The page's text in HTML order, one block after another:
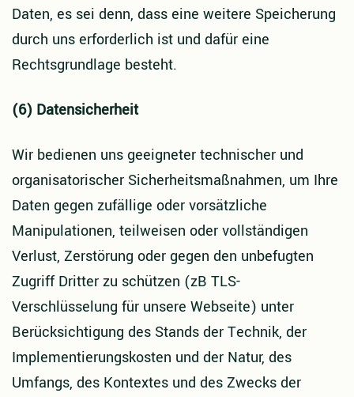
Daten, es sei denn, dass eine weitere Speicherung
durch uns erforderlich ist und dafür eine
Rechtsgrundlage besteht.
(6) Datensicherheit
Wir bedienen uns geeigneter technischer und
organisatorischer Sicherheitsmaßnahmen, um Ihre
Daten gegen zufällige oder vorsätzliche
Manipulationen, teilweisen oder vollständigen
Verlust, Zerstörung oder gegen den unbefugten
Zugriff Dritter zu schützen (zB TLS-
Verschlüsselung für unsere Webseite) unter
Berücksichtigung des Stands der Technik, der
Implementierungskosten und der Natur, des
Umfangs, des Kontextes und des Zwecks der